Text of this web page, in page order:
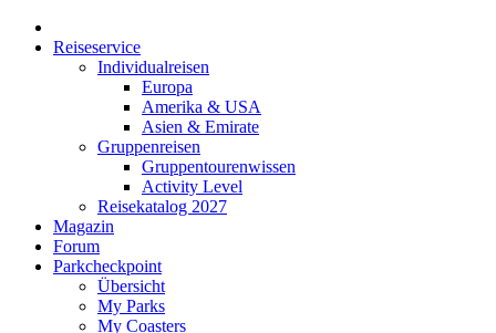
Reiseservice
Individualreisen
Europa
Amerika & USA
Asien & Emirate
Gruppenreisen
Gruppentourenwissen
Activity Level
Reisekatalog 2027
Magazin
Forum
Parkcheckpoint
Übersicht
My Parks
My Coasters